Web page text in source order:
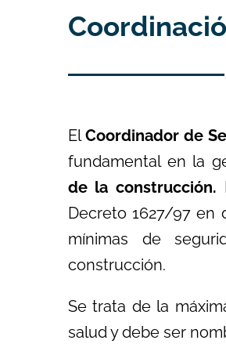
ElCoordinador de
fundamental en la
de la construcción.
Decreto 1627/97 en
mínimas de
construcción.
Se trata de la
salud y debe ser